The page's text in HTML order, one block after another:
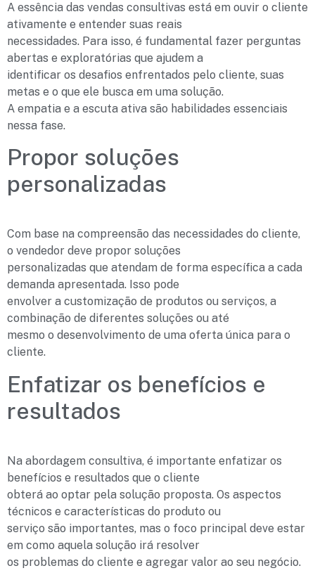
A essência das vendas consultivas está em ouvir o cliente
ativamente e entender suas reais
necessidades. Para isso, é fundamental fazer perguntas
abertas e exploratórias que ajudem a
identificar os desafios enfrentados pelo cliente, suas
metas e o que ele busca em uma solução.
A empatia e a escuta ativa são habilidades essenciais
nessa fase.
Propor soluções
personalizadas
Com base na compreensão das necessidades do cliente,
o vendedor deve propor soluções
personalizadas que atendam de forma específica a cada
demanda apresentada. Isso pode
envolver a customização de produtos ou serviços, a
combinação de diferentes soluções ou até
mesmo o desenvolvimento de uma oferta única para o
cliente.
Enfatizar os benefícios e
resultados
Na abordagem consultiva, é importante enfatizar os
benefícios e resultados que o cliente
obterá ao optar pela solução proposta. Os aspectos
técnicos e características do produto ou
serviço são importantes, mas o foco principal deve estar
em como aquela solução irá resolver
os problemas do cliente e agregar valor ao seu negócio.